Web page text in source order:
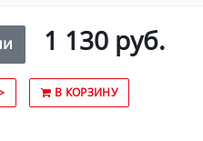
1 130 руб.
В КОРЗИНУ